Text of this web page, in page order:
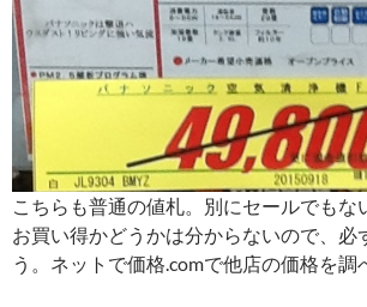
こちらも普通の値札。別にセールでもな
お買い得かどうかは分からないので、必
う。ネットで価格.comで他店の価格を調